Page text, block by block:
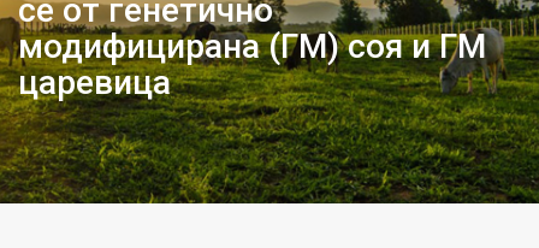
се от генетично
модифицирана (ГМ) соя и ГМ
царевица